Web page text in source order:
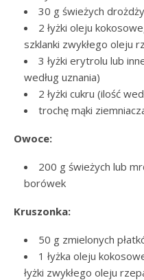
30 g świeżych drożdży
2 łyżki oleju
szklanki zwykłego oleju
3 łyżki erytrolu lub
według uznania)
2 łyżki cukru (ilość
trochę mąki
Owoce:
200 g świeżych lub
borówek
Kruszonka:
50 g zmielonych
1 łyżka oleju
łyżki zwykłego oleju